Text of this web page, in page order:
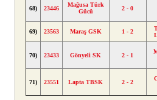
68) 23446
Mağusa Türk
Gücü
2 - 0
69) 23563 Maraş GSK 1 - 2
70) 23433 Gönyeli SK 2 - 1
71) 23551 Lapta TBSK 2 - 2